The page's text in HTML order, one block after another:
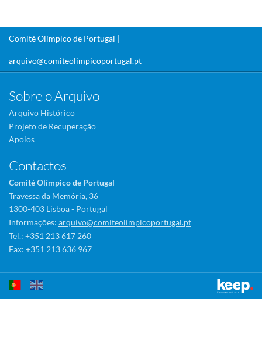
Comité Olímpico de Portugal |
arquivo@comiteolimpicoportugal.pt
Sobre o Arquivo
Arquivo Histórico
Projeto de Recuperação
Apoios
Contactos
Comité Olímpico de Portugal
Travessa da Memória, 36
1300-403 Lisboa - Portugal
Informações: arquivo@comiteolimpicoportugal.pt
Tel.: +351 213 617 260
Fax: +351 213 636 967